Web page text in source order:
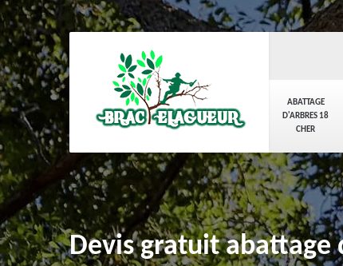
ABATTAGE
D'ARBRES 18
CHER
Devis gratuit abattage